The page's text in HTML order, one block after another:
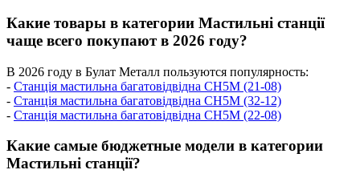
Какие товары в категории Мастильні станції
чаще всего покупают в 2026 году?
В 2026 году в Булат Металл пользуются популярность:
- Станція мастильна багатовідвідна СН5М (21-08)
- Станція мастильна багатовідвідна СН5М (32-12)
- Станція мастильна багатовідвідна СН5М (22-08)
Какие самые бюджетные модели в категории
Мастильні станції?